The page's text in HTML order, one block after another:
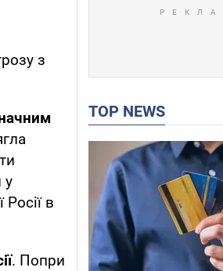
з
у
в
. Попри
TOP NEWS